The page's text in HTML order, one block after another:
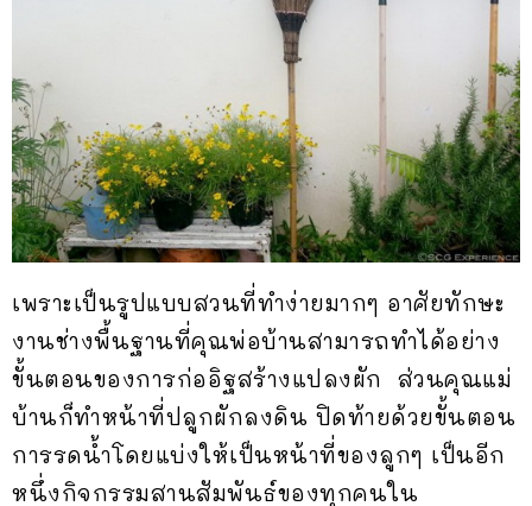
เพราะเป็นรูปแบบสวนที่ทำง่ายมากๆ อาศัยทักษะ
งานช่างพื้นฐานที่คุณพ่อบ้านสามารถทำได้อย่าง
ขั้นตอนของการก่ออิฐสร้างแปลงผัก ส่วนคุณแม่
บ้านก็ทำหน้าที่ปลูกผักลงดิน ปิดท้ายด้วยขั้นตอน
การรดน้ำโดยแบ่งให้เป็นหน้าที่ของลูกๆ เป็นอีก
หนึ่งกิจกรรมสานสัมพันธ์ของทุกคนใน